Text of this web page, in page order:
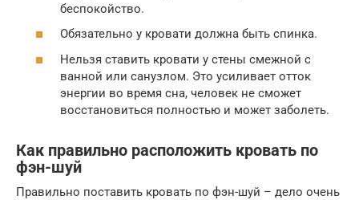
беспокойство.
Обязательно у кровати должна быть спинка.
Нельзя ставить кровати у стены смежной с
ванной или санузлом. Это усиливает отток
энергии во время сна, человек не сможет
восстановиться полностью и может заболеть.
Как правильно расположить кровать по
фэн-шуй
Правильно поставить кровать по фэн-шуй – дело очень